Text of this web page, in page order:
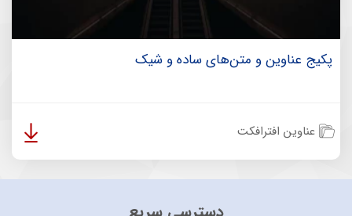
پکیج عناوین و متن‌های ساده و شیک
عناوین افترافکت